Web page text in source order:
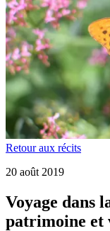
Retour aux récits
20 août 2019
Voyage dans
patrimoine et